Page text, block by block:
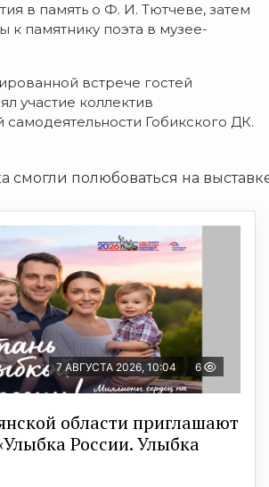
в память о Ф. И. Тютчеве, затем
к памятнику поэта в музее-
встрече гостей
участие коллектив
Гобикского ДК.
смогли полюбоваться на
7 АВГУСТА 2026, 10:04 6
области приглашают
России. Улыбка